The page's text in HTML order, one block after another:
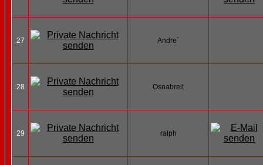
27 Andre´
28 Osnabreit
29 ralph